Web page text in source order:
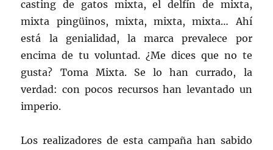
casting de gatos mixta, el delfín de mixta,
mixta pingüinos, mixta, mixta, mixta… Ahí
está la genialidad, la marca prevalece por
encima de tu voluntad. ¿Me dices que no te
gusta? Toma Mixta. Se lo han currado, la
verdad: con pocos recursos han levantado un
imperio.
Los realizadores de esta campaña han sabido